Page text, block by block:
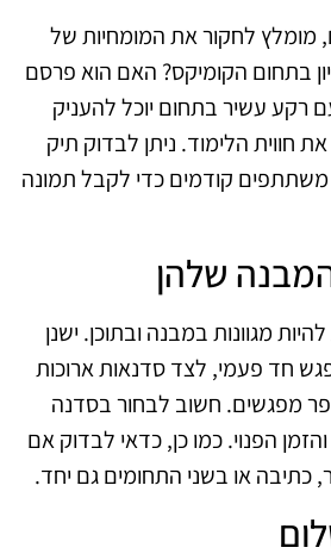
מומלץ לחקור את המומחיות של
בתחום הקומיקס? האם הוא פרסם
רקע עשיר בתחום יוכל להעניק
את חווית הלימוד. ניתן לבדוק תיק
משתתפים קודמים כדי לקבל תמונה
שלהן
מגוונות במבנה ובתוכן. ישנן
חד פעמי, לצד סדנאות ארוכות
מפגשים. חשוב לבחור בסדנה
הפנוי. כמו כן, כדאי לבדוק אם
או בשני התחומים גם יחד.